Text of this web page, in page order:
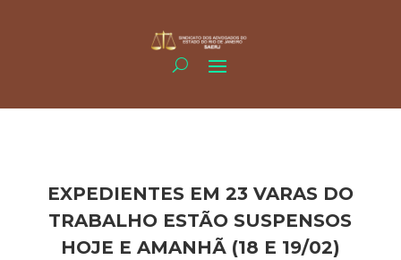
EXPEDIENTES EM 23 VARAS DO
TRABALHO ESTÃO SUSPENSOS
HOJE E AMANHÃ (18 E 19/02)